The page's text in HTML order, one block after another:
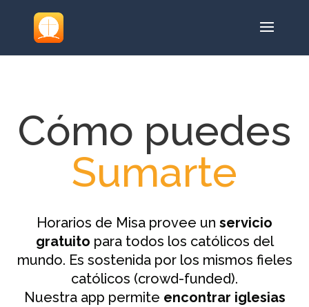
Cómo puedes
Sumarte
Horarios de Misa provee un servicio
gratuito para todos los católicos del
mundo. Es sostenida por los mismos fieles
católicos (crowd-funded).
Nuestra app permite encontrar iglesias